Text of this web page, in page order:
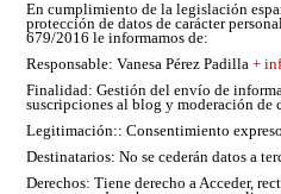
En cumplimiento de la legislación
protección de datos de carácter
679/2016 le informamos de:
Responsable: Vanesa Pérez Padilla+
Finalidad: Gestión del envío de
suscripciones al blog y moderación de
Legitimación:: Consentimiento
Destinatarios: No se cederán datos a
Derechos: Tiene derecho a Acceder,